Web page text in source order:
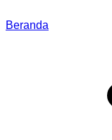
Beranda